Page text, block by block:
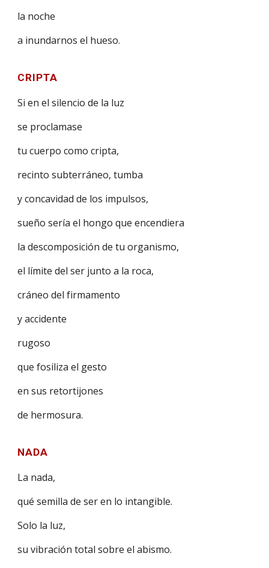
la noche
a inundarnos el hueso.
CRIPTA
Si en el silencio de la luz
se proclamase
tu cuerpo como cripta,
recinto subterráneo, tumba
y concavidad de los impulsos,
sueño sería el hongo que encendiera
la descomposición de tu organismo,
el límite del ser junto a la roca,
cráneo del firmamento
y accidente
rugoso
que fosiliza el gesto
en sus retortijones
de hermosura.
NADA
La nada,
qué semilla de ser en lo intangible.
Solo la luz,
su vibración total sobre el abismo.